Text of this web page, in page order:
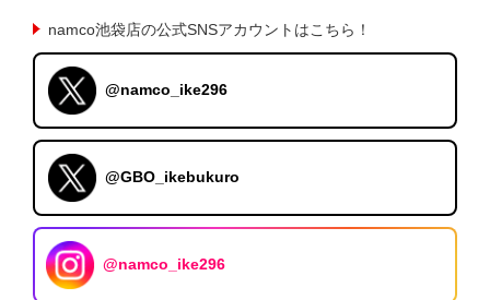
namco池袋店の公式SNSアカウントはこちら！
@namco_ike296
@GBO_ikebukuro
@namco_ike296